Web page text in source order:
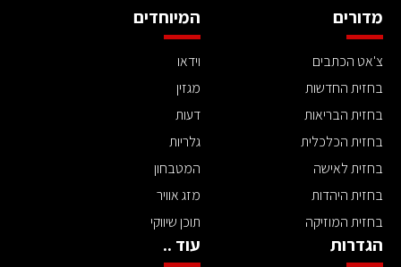
מדורים
צ'אט הכתבים
בחזית החדשות
בחזית הבריאות
בחזית הכלכלית
בחזית לאישה
בחזית היהדות
בחזית המוזיקה
המיוחדים
וידאו
מגזין
דעות
גלריות
המטבחון
מזג אוויר
תוכן שיווקי
הגדרות עוד ..